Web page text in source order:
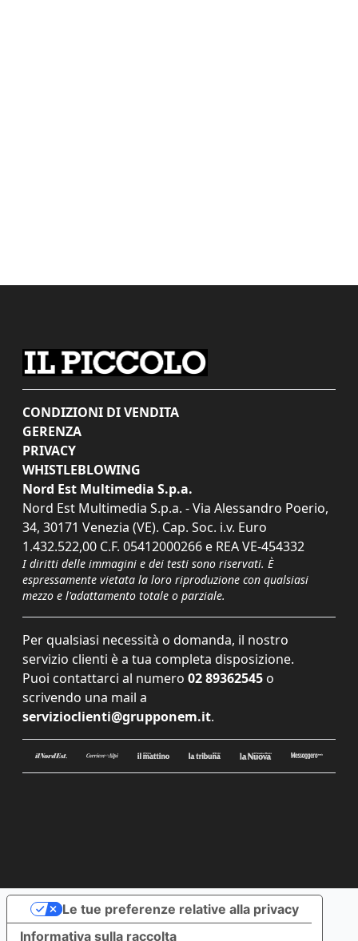
CONDIZIONI DI VENDITA
GERENZA
PRIVACY
WHISTLEBLOWING
Nord Est Multimedia S.p.a.
Nord Est Multimedia S.p.a. - Via Alessandro Poerio,
34, 30171 Venezia (VE). Cap. Soc. i.v. Euro
1.432.522,00 C.F. 05412000266 e REA VE-454332
I diritti delle immagini e dei testi sono riservati. È
espressamente vietata la loro riproduzione con qualsiasi
mezzo e l'adattamento totale o parziale.
Per qualsiasi necessità o domanda, il nostro
servizio clienti è a tua completa disposizione.
Puoi contattarci al numero 02 89362545 o
scrivendo una mail a
servizioclienti@grupponem.it.
Informativa sulla raccolta
Le tue preferenze relative alla privacy